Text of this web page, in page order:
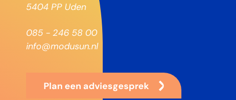
5404 PP Uden
085 - 246 58 00
info@modusun.nl
Plan een adviesgesprek